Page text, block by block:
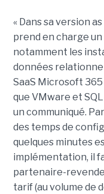
« Dans sa version
prend en charge
notamment les
données
SaaS Microsoft
que VMware et
un communiqué.
des temps de
quelques minutes
implémentation, il
partenaire-
tarif (au volume de